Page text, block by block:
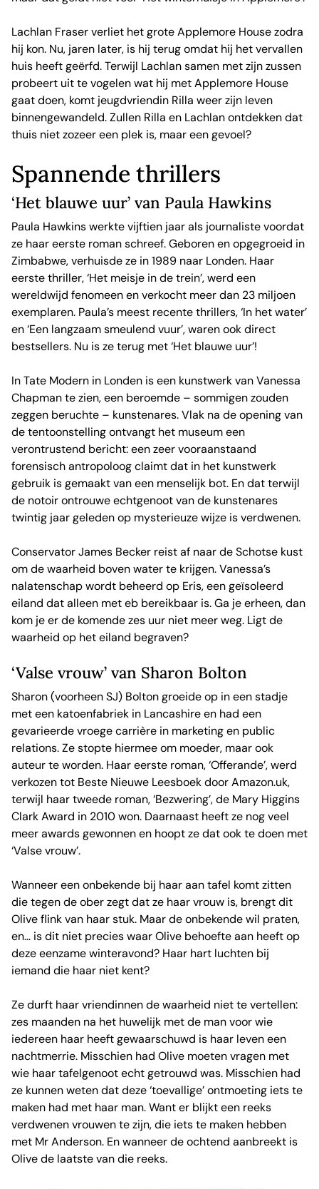
Lachlan Fraser verliet het grote Applemore House zodra
hij kon. Nu, jaren later, is hij terug omdat hij het vervallen
huis heeft geërfd. Terwijl Lachlan samen met zijn zussen
probeert uit te vogelen wat hij met Applemore House
gaat doen, komt jeugdvriendin Rilla weer zijn leven
binnengewandeld. Zullen Rilla en Lachlan ontdekken dat
thuis niet zozeer een plek is, maar een gevoel?
Spannende thrillers
‘Het blauwe uur’ van Paula Hawkins
Paula Hawkins werkte vijftien jaar als journaliste voordat
ze haar eerste roman schreef. Geboren en opgegroeid in
Zimbabwe, verhuisde ze in 1989 naar Londen. Haar
eerste thriller, ‘Het meisje in de trein’, werd een
wereldwijd fenomeen en verkocht meer dan 23 miljoen
exemplaren. Paula’s meest recente thrillers, ‘In het water’
en ‘Een langzaam smeulend vuur’, waren ook direct
bestsellers. Nu is ze terug met ‘Het blauwe uur’!
In Tate Modern in Londen is een kunstwerk van Vanessa
Chapman te zien, een beroemde – sommigen zouden
zeggen beruchte – kunstenares. Vlak na de opening van
de tentoonstelling ontvangt het museum een
verontrustend bericht: een zeer vooraanstaand
forensisch antropoloog claimt dat in het kunstwerk
gebruik is gemaakt van een menselijk bot. En dat terwijl
de notoir ontrouwe echtgenoot van de kunstenares
twintig jaar geleden op mysterieuze wijze is verdwenen.
Conservator James Becker reist af naar de Schotse kust
om de waarheid boven water te krijgen. Vanessa’s
nalatenschap wordt beheerd op Eris, een geïsoleerd
eiland dat alleen met eb bereikbaar is. Ga je erheen, dan
kom je er de komende zes uur niet meer weg. Ligt de
waarheid op het eiland begraven?
‘Valse vrouw’ van Sharon Bolton
Sharon (voorheen SJ) Bolton groeide op in een stadje
met een katoenfabriek in Lancashire en had een
gevarieerde vroege carrière in marketing en public
relations. Ze stopte hiermee om moeder, maar ook
auteur te worden. Haar eerste roman, ‘Offerande’, werd
verkozen tot Beste Nieuwe Leesboek door Amazon.uk,
terwijl haar tweede roman, ‘Bezwering’, de Mary Higgins
Clark Award in 2010 won. Daarnaast heeft ze nog veel
meer awards gewonnen en hoopt ze dat ook te doen met
‘Valse vrouw’.
Wanneer een onbekende bij haar aan tafel komt zitten
die tegen de ober zegt dat ze haar vrouw is, brengt dit
Olive flink van haar stuk. Maar de onbekende wil praten,
en… is dit niet precies waar Olive behoefte aan heeft op
deze eenzame winteravond? Haar hart luchten bij
iemand die haar niet kent?
Ze durft haar vriendinnen de waarheid niet te vertellen:
zes maanden na het huwelijk met de man voor wie
iedereen haar heeft gewaarschuwd is haar leven een
nachtmerrie. Misschien had Olive moeten vragen met
wie haar tafelgenoot echt getrouwd was. Misschien had
ze kunnen weten dat deze ‘toevallige’ ontmoeting iets te
maken had met haar man. Want er blijkt een reeks
verdwenen vrouwen te zijn, die iets te maken hebben
met Mr Anderson. En wanneer de ochtend aanbreekt is
Olive de laatste van die reeks.